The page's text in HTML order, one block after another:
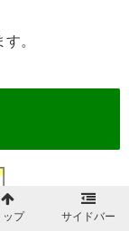
。
ップ サイドバー